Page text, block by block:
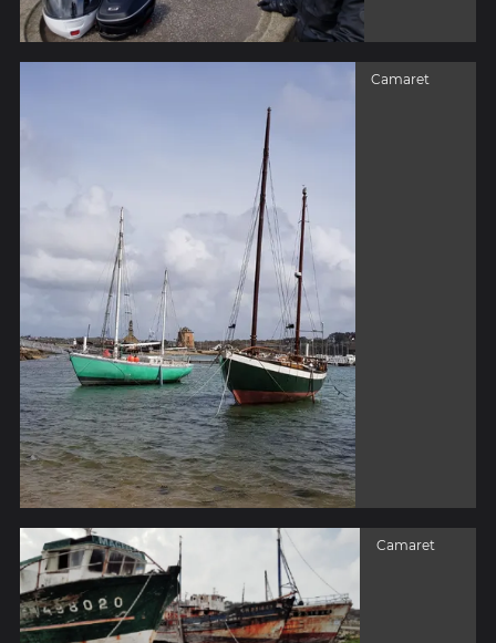
Camaret
Camaret